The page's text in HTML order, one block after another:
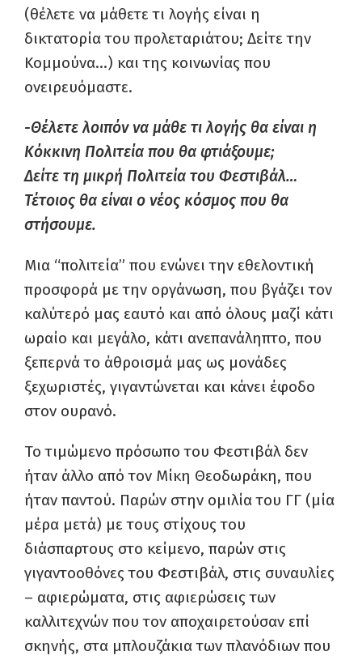
(θέλετε να μάθετε τι λογής είναι η
δικτατορία του προλεταριάτου; Δείτε την
Κομμούνα…) και της κοινωνίας που
ονειρευόμαστε.
-Θέλετε λοιπόν να μάθε τι λογής θα είναι η
Κόκκινη Πολιτεία που θα φτιάξουμε;
Δείτε τη μικρή Πολιτεία του Φεστιβάλ…
Τέτοιος θα είναι ο νέος κόσμος που θα
στήσουμε.
Μια “πολιτεία” που ενώνει την εθελοντική
προσφορά με την οργάνωση, που βγάζει τον
καλύτερό μας εαυτό και από όλους μαζί κάτι
ωραίο και μεγάλο, κάτι ανεπανάληπτο, που
ξεπερνά το άθροισμά μας ως μονάδες
ξεχωριστές, γιγαντώνεται και κάνει έφοδο
στον ουρανό.
Το τιμώμενο πρόσωπο του Φεστιβάλ δεν
ήταν άλλο από τον Μίκη Θεοδωράκη, που
ήταν παντού. Παρών στην ομιλία του ΓΓ (μία
μέρα μετά) με τους στίχους του
διάσπαρτους στο κείμενο, παρών στις
γιγαντοοθόνες του Φεστιβάλ, στις συναυλίες
– αφιερώματα, στις αφιερώσεις των
καλλιτεχνών που τον αποχαιρετούσαν επί
σκηνής, στα μπλουζάκια των πλανόδιων που